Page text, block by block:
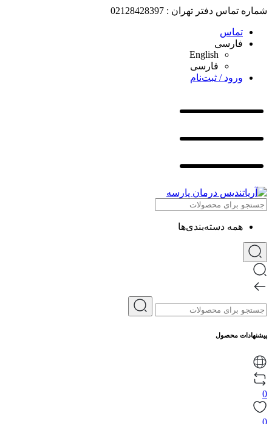
شماره تماس دفتر تهران : 02128428397
تماس
فارسی
English
فارسی
ورود / ثبت‌نام
همه دسته‌بندی‌ها
پیشنهادات محصول
0
0